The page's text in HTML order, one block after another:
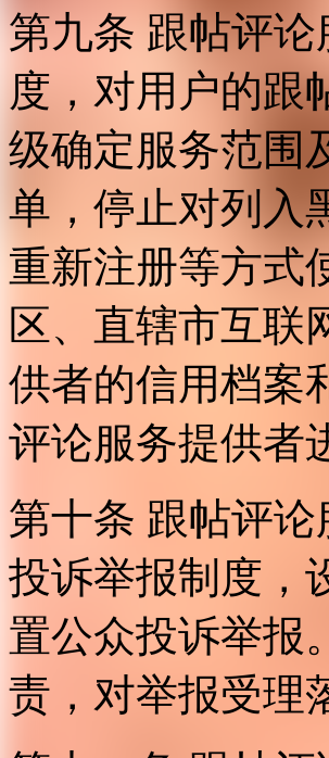
第九条 跟帖评
度，对用户的跟
级确定服务范围
单，停止对列入
重新注册等方式
区、直辖市互联
供者的信用档案
评论服务提供者
第十条 跟帖评
投诉举报制度，
置公众投诉举报
责，对举报受理